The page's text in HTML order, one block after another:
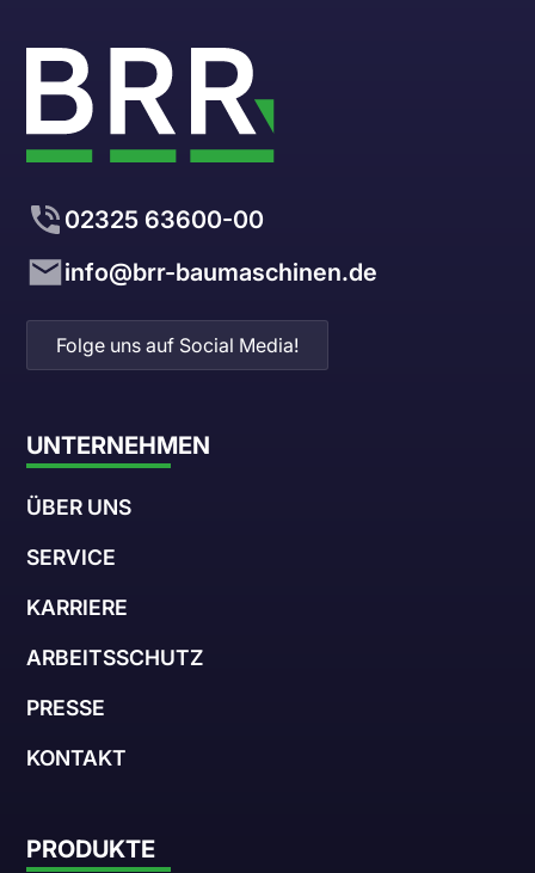
02325 63600-00
info@brr-baumaschinen.de
Folge uns auf Social Media!
UNTERNEHMEN
ÜBER UNS
SERVICE
KARRIERE
ARBEITSSCHUTZ
PRESSE
KONTAKT
PRODUKTE